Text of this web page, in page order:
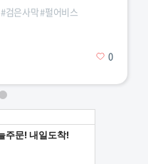
#검은사막#펄어비스
0